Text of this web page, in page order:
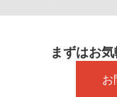
まずはお
お